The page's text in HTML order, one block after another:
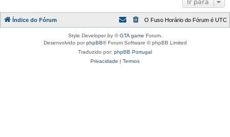
Índice do Fórum O Fuso Horário do Fórum é UTC
Style Developer by ©GTA game Forum.
Desenvolvido porphpBB® Forum Software © phpBB Limited
Traduzido por: phpBB Portugal
Privacidade | Termos